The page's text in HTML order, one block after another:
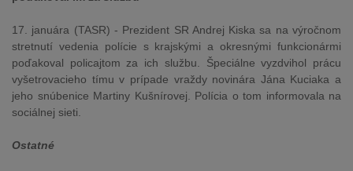
17. januára (TASR) - Prezident SR Andrej Kiska sa na výročnom
stretnutí vedenia polície s krajskými a okresnými funkcionármi
poďakoval policajtom za ich službu. Špeciálne vyzdvihol prácu
vyšetrovacieho tímu v prípade vraždy novinára Jána Kuciaka a
jeho snúbenice Martiny Kušnírovej. Polícia o tom informovala na
sociálnej sieti.
Ostatné